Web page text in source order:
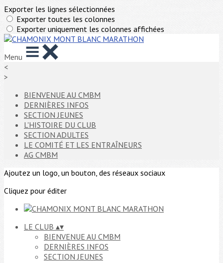
Exporter les lignes sélectionnées
Exporter toutes les colonnes
Exporter uniquement les colonnes affichées
Menu
<
>
BIENVENUE AU CMBM
DERNIÈRES INFOS
SECTION JEUNES
L'HISTOIRE DU CLUB
SECTION ADULTES
LE COMITÉ ET LES ENTRAÎNEURS
AG CMBM
Ajoutez un logo, un bouton, des réseaux sociaux
Cliquez pour éditer
LE CLUB ▴▾
BIENVENUE AU CMBM
DERNIÈRES INFOS
SECTION JEUNES